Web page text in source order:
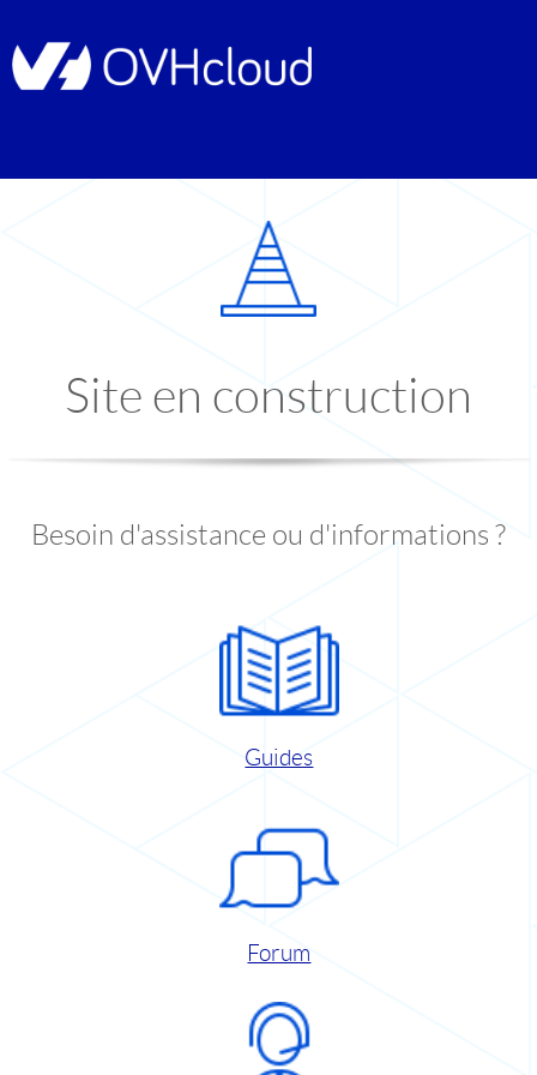
Site en construction
Besoin d'assistance ou d'informations ?
Guides
Forum